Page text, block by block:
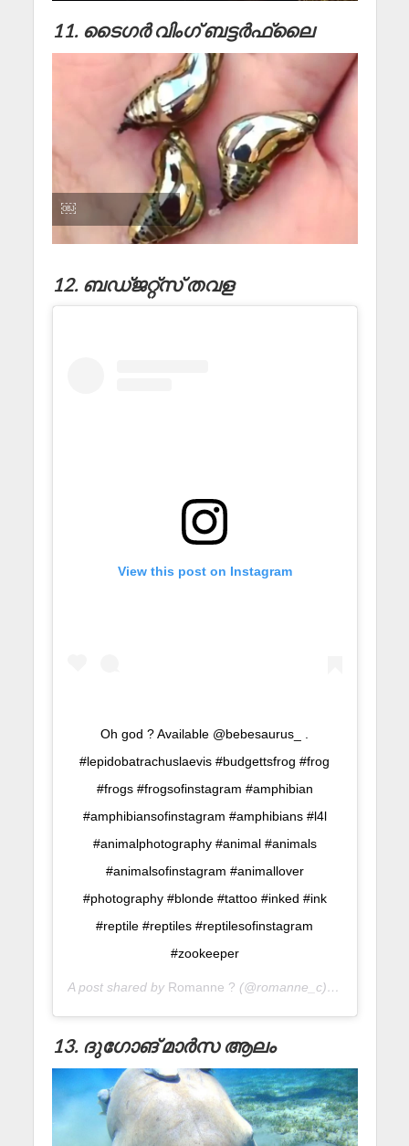
11. ടൈഗർ വിംഗ് ബട്ടർഫ്ലൈ
￼
12. ബഡ്ജറ്റ്സ് തവള
View this post on Instagram
Oh god ? Available @bebesaurus_ .
#lepidobatrachuslaevis #budgettsfrog #frog
#frogs #frogsofinstagram #amphibian
#amphibiansofinstagram #amphibians #l4l
#animalphotography #animal #animals
#animalsofinstagram #animallover
#photography #blonde #tattoo #inked #ink
#reptile #reptiles #reptilesofinstagram
#zookeeper
A post shared by Romanne ? (@romanne_c) on
13. ദുഗോങ് മാർസ ആലം